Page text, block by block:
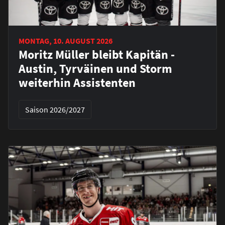
MONTAG, 10. AUGUST 2026
Moritz Müller bleibt Kapitän -
Austin, Tyrväinen und Storm
weiterhin Assistenten
Saison 2026/2027